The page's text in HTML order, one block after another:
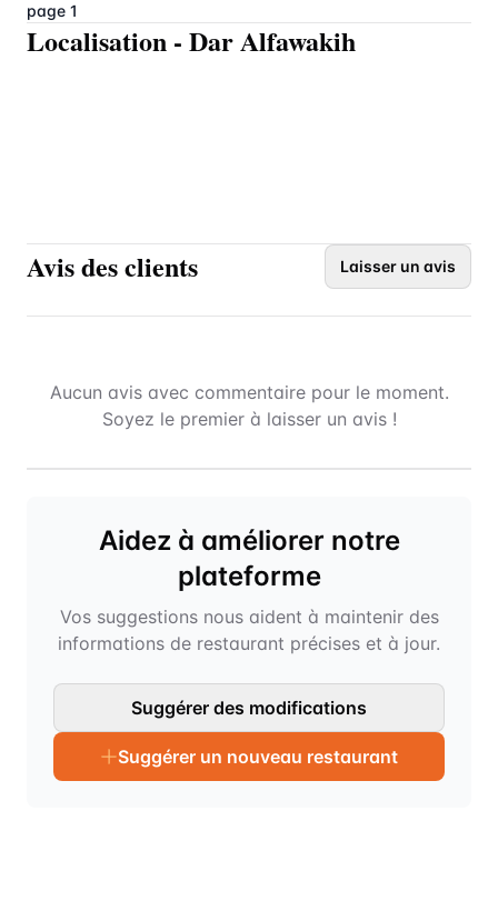
page 1
Localisation - Dar Alfawakih
Avis des clients Laisser un avis
Aucun avis avec commentaire pour le moment.
Soyez le premier à laisser un avis !
Aidez à améliorer notre
plateforme
Vos suggestions nous aident à maintenir des
informations de restaurant précises et à jour.
Suggérer des modifications
Suggérer un nouveau restaurant